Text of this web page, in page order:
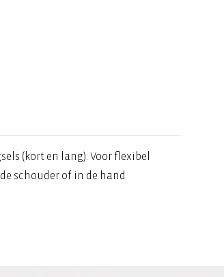
(kort en lang): Voor flexibel
schouder of in de hand